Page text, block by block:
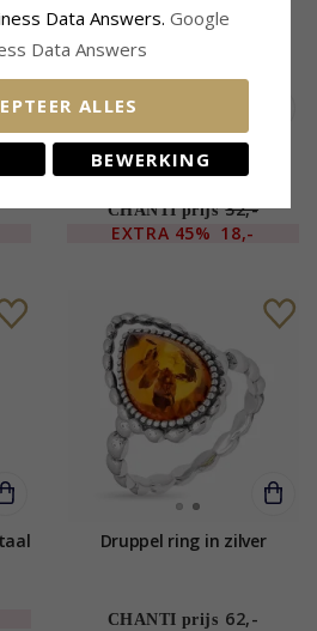
Sistie2ND Drops ring in
verguld staal
CHANTI prijs 32,-
EXTRA 45% 18,-
Druppel ring in zilver
CHANTI prijs 62,-
Data Answers. Google
Data Answers
ALLES
BEWERKING